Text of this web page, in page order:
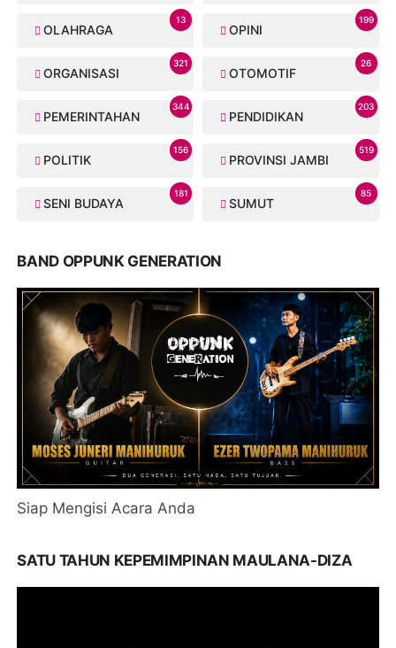
OLAHRAGA
13
OPINI
199
ORGANISASI
321
OTOMOTIF
26
PEMERINTAHAN
344
PENDIDIKAN
203
POLITIK
156
PROVINSI JAMBI
519
SENI BUDAYA
181
SUMUT
85
BAND OPPUNK GENERATION
Siap Mengisi Acara Anda
SATU TAHUN KEPEMIMPINAN MAULANA-DIZA